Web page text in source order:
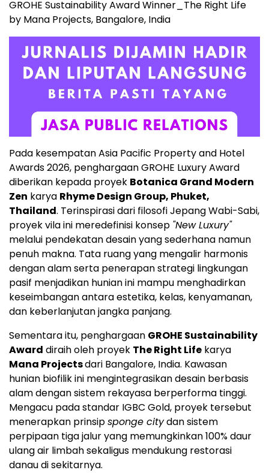
GROHE Sustainability Award Winner_The Right Life
by Mana Projects, Bangalore, India
Pada kesempatan Asia Pacific Property and Hotel
Awards 2026, penghargaan GROHE Luxury Award
diberikan kepada proyek Botanica Grand Modern
Zen karya Rhyme Design Group, Phuket,
Thailand. Terinspirasi dari filosofi Jepang Wabi-Sabi,
proyek vila ini meredefinisi konsep "New Luxury"
melalui pendekatan desain yang sederhana namun
penuh makna. Tata ruang yang mengalir harmonis
dengan alam serta penerapan strategi lingkungan
pasif menjadikan hunian ini mampu menghadirkan
keseimbangan antara estetika, kelas, kenyamanan,
dan keberlanjutan jangka panjang.
Sementara itu, penghargaan GROHE Sustainability
Award diraih oleh proyek The Right Life karya
Mana Projectsdari Bangalore, India. Kawasan
hunian biofilik ini mengintegrasikan desain berbasis
alam dengan sistem rekayasa berperforma tinggi.
Mengacu pada standar IGBC Gold, proyek tersebut
menerapkan prinsipsponge citydan sistem
perpipaan tiga jalur yang memungkinkan 100% daur
ulang air limbah sekaligus mendukung restorasi
danau di sekitarnya.